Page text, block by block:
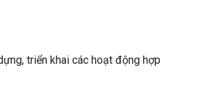
triển khai các hoạt động hợp